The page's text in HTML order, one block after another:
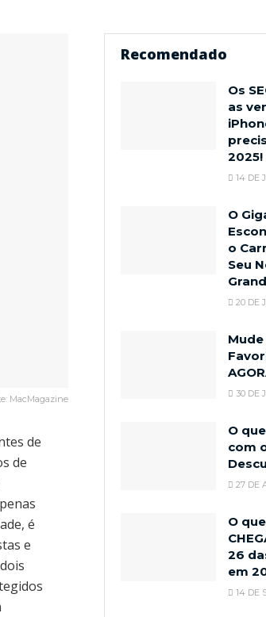
MacMagazine
de
de
é
e
Recomendado
Os
as
2025!
14 DE
O
o
Seu
20 DE
Mude
30 DE
O
com
27 DE
O
26
em
14 DE